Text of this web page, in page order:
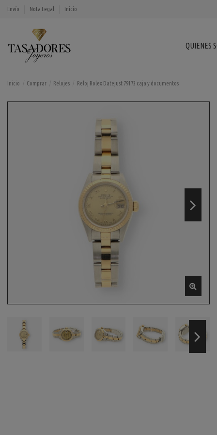
Envío Nota Legal Inicio
QUIENES
Inicio Comprar Relojes Reloj Rolex Datejust 79173 caja y documentos